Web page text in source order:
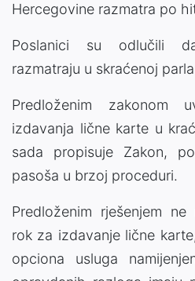
Hercegovine razmatra po
Poslanici su odlučili
razmatraju u skraćenoj
Predloženim zakonom
izdavanja lične karte u
sada propisuje Zakon,
pasoša u brzoj proceduri.
Predloženim rješenjem
rok za izdavanje lične
opciona usluga